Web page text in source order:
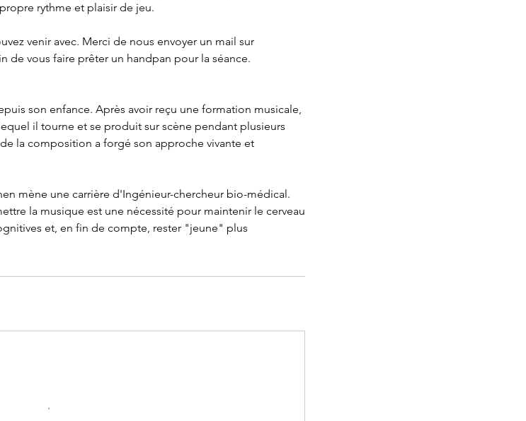
rythme et plaisir de jeu.
venir avec. Merci de nous envoyer un mail sur
de vous faire prêter un handpan pour la séance.
son enfance. Après avoir reçu une formation musicale,
il tourne et se produit sur scène pendant plusieurs
la composition a forgé son approche vivante et
mène une carrière d'Ingénieur-chercheur bio-médical.
la musique est une nécessité pour maintenir le cerveau
et, en fin de compte, rester "jeune" plus